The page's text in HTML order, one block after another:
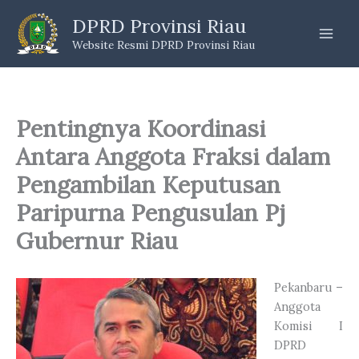
content
DPRD Provinsi Riau
Website Resmi DPRD Provinsi Riau
Pentingnya Koordinasi
Antara Anggota Fraksi dalam
Pengambilan Keputusan
Paripurna Pengusulan Pj
Gubernur Riau
Pekanbaru –
Anggota
Komisi I
DPRD